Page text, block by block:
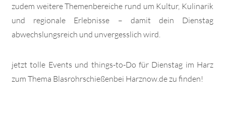
zudem weitere Themenbereiche rund um Kultur, Kulinarik
und regionale Erlebnisse – damit dein Dienstag
abwechslungsreich und unvergesslich wird.
jetzt tolle Events und things-to-Do für Dienstag im Harz
zum Thema Blasrohrschießenbei Harznow.de zu finden!